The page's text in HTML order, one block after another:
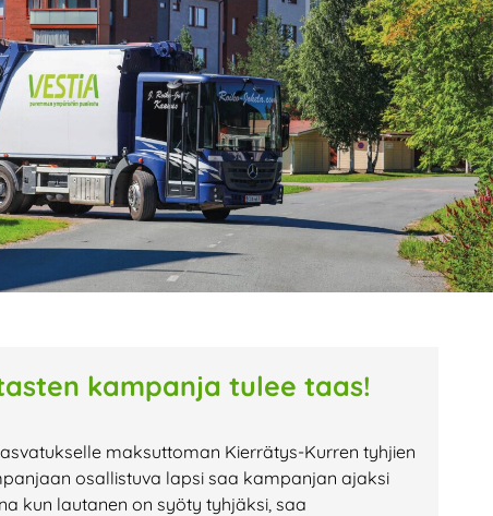
kampanja tulee taas!
maksuttoman Kierrätys-Kurren tyhjien
osallistuva lapsi saa kampanjan ajaksi
kun lautanen on syöty tyhjäksi, saa